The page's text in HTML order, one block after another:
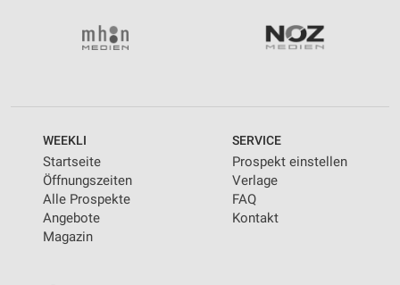
WEEKLI
Startseite
Öffnungszeiten
Alle Prospekte
Angebote
Magazin
SERVICE
Prospekt einstellen
Verlage
FAQ
Kontakt